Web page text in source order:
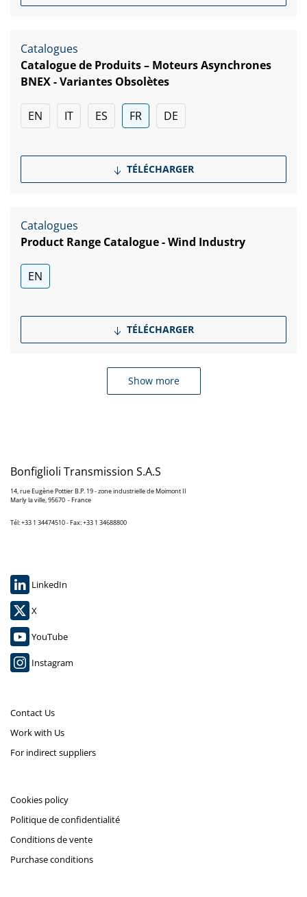
Catalogues
Catalogue de Produits – Moteurs Asynchrones
BNEX - Variantes Obsolètes
EN IT ES FR DE
TÉLÉCHARGER
Catalogues
Product Range Catalogue - Wind Industry
EN
TÉLÉCHARGER
Show more
Bonfiglioli Transmission S.A.S
14, rue Eugène Pottier B.P. 19 - zone industrielle de Moimont II
Marly la ville, 95670 - France
Tél: +33 1 34474510 - Fax: +33 1 34688800
LinkedIn
X
YouTube
Instagram
Contact Us
Work with Us
For indirect suppliers
Cookies policy
Politique de confidentialité
Conditions de vente
Purchase conditions